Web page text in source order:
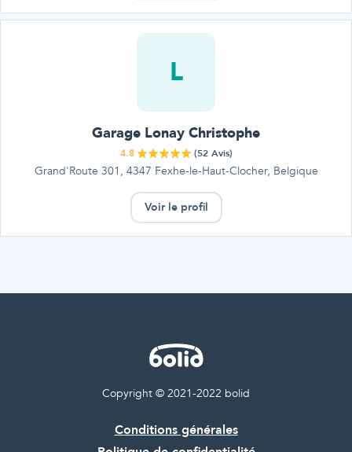
L
Garage Lonay Christophe
4.8 (52Avis)
Grand'Route 301, 4347 Fexhe-le-Haut-Clocher, Belgique
Voir le profil
Copyright © 2021-2022 bolid
Conditions générales